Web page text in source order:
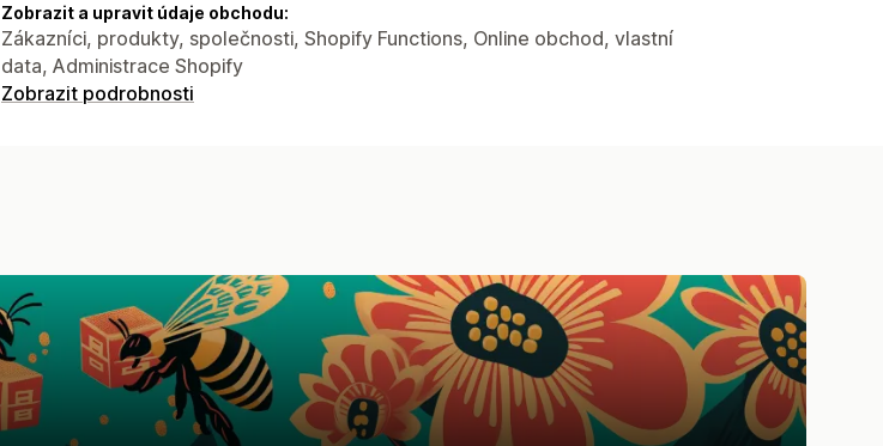
Zobrazit a upravit údaje obchodu:
Zákazníci, produkty, společnosti, Shopify Functions, Online obchod, vlastní
data, Administrace Shopify
Zobrazit podrobnosti